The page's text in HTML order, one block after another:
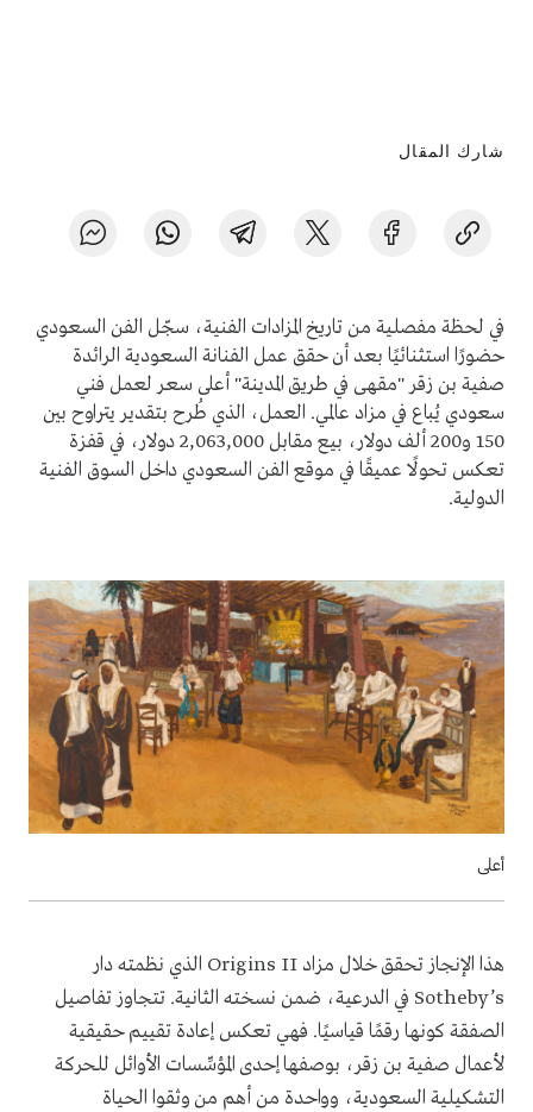
شارك المقال
في لحظة مفصلية من تاريخ المزادات الفنية، سجّل الفن السعودي
حضورًا استثنائيًا بعد أن حقق عمل الفنانة السعودية الرائدة
صفية بن زقر "مقهى في طريق المدينة" أعلى سعر لعمل فني
سعودي يُباع في مزاد عالمي. العمل، الذي طُرح بتقدير يتراوح بين
150 و200 ألف دولار، بيع مقابل 2,063,000 دولار، في قفزة
تعكس تحولًا عميقًا في موقع الفن السعودي داخل السوق الفنية
الدولية.
أعلى
هذا الإنجاز تحقق خلال مزاد Origins II الذي نظمته دار
Sotheby’s في الدرعية، ضمن نسخته الثانية. تتجاوز تفاصيل
الصفقة كونها رقمًا قياسيًا. فهي تعكس إعادة تقييم حقيقية
لأعمال صفية بن زقر، بوصفها إحدى المؤسِّسات الأوائل للحركة
التشكيلية السعودية، وواحدة من أهم من وثقوا الحياة